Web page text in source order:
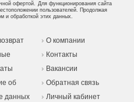
офертой. Для функционирования сайта
пользователей. Продолжая
и обработкой этих данных.
об
данных
О компании
Контакты
Вакансии
Обратная связь
Личный кабинет